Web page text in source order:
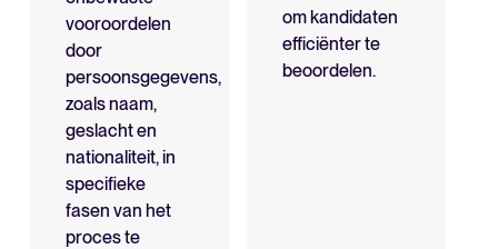
vooroordelen
door
persoonsgegevens,
zoals naam,
geslacht en
nationaliteit, in
specifieke
fasen van het
proces te
om kandidaten
efficiënter te
beoordelen.